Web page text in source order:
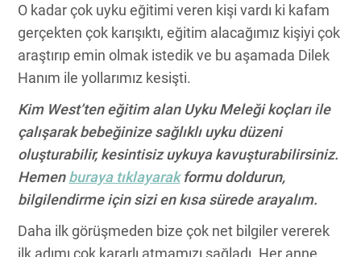
O kadar çok uyku eğitimi veren kişi vardı ki kafam
gerçekten çok karışıktı, eğitim alacağımız kişiyi çok
araştırıp emin olmak istedik ve bu aşamada Dilek
Hanım ile yollarımız kesişti.
Kim West’ten eğitim alan Uyku Meleği koçları ile
çalışarak bebeğinize sağlıklı uyku düzeni
oluşturabilir, kesintisiz uykuya kavuşturabilirsiniz.
Hemenburaya tıklayarakformu doldurun,
bilgilendirme için sizi en kısa sürede arayalım.
Daha ilk görüşmeden bize çok net bilgiler vererek
ilk adımı çok kararlı atmamızı sağladı. Her anne